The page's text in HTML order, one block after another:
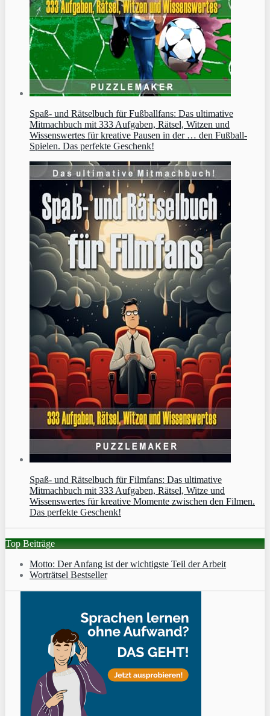
Spaß- und Rätselbuch für Fußballfans: Das ultimative
Mitmachbuch mit 333 Aufgaben, Rätsel, Witzen und
Wissenswertes für kreative Pausen in der … den Fußball-
Spielen. Das perfekte Geschenk!
Spaß- und Rätselbuch für Filmfans: Das ultimative
Mitmachbuch mit 333 Aufgaben, Rätsel, Witze und
Wissenswertes für kreative Momente zwischen den Filmen.
Das perfekte Geschenk!
Top Beiträge
Motto: Der Anfang ist der wichtigste Teil der Arbeit
Worträtsel Bestseller